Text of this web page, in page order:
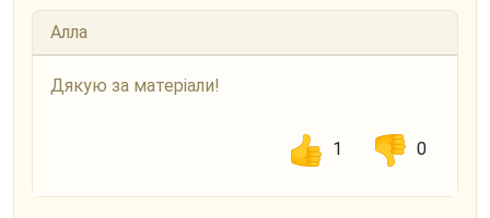
Алла
Дякую за матеріали!
1 0